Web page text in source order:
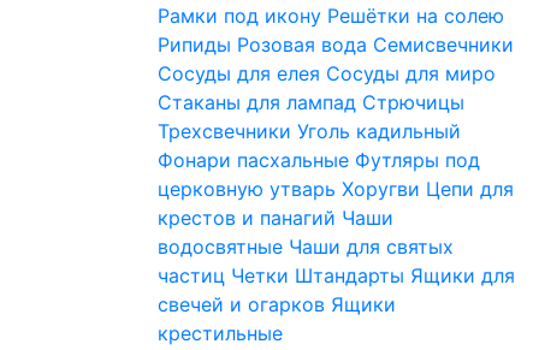
Рамки под икону Решётки на солею
Рипиды Розовая вода Семисвечники
Сосуды для елея Сосуды для миро
Стаканы для лампад Стрючицы
Трехсвечники Уголь кадильный
Фонари пасхальные Футляры под
церковную утварь Хоругви Цепи для
крестов и панагий Чаши
водосвятные Чаши для святых
частиц Четки Штандарты Ящики для
свечей и огарков Ящики
крестильные